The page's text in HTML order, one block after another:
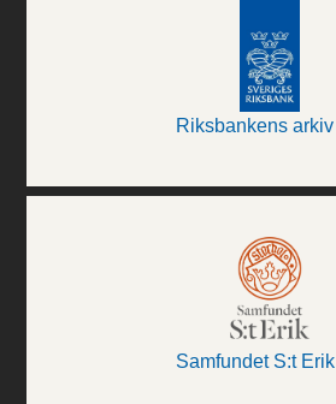
Riksbankens arkiv
Samfundet S:t Erik